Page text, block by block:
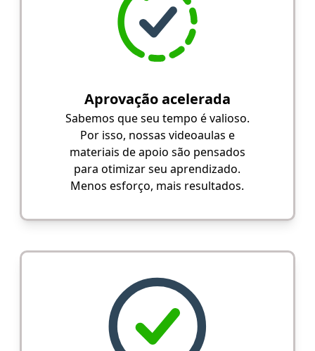
Aprovação acelerada
Sabemos que seu tempo é valioso.
Por isso, nossas videoaulas e
materiais de apoio são pensados
para otimizar seu aprendizado.
Menos esforço, mais resultados.